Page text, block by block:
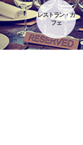
レストラン・カ
フェ